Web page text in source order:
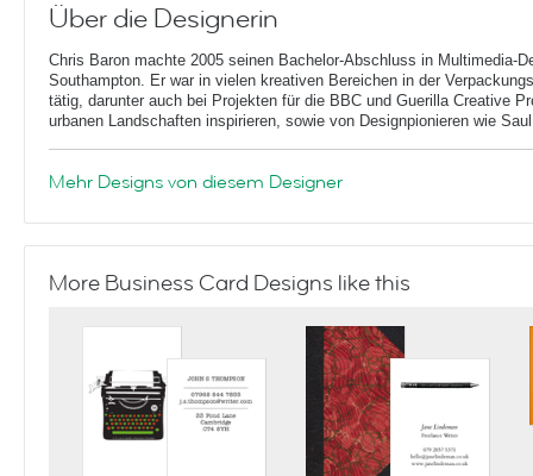
Über die Designerin
Chris Baron machte 2005 seinen Bachelor-Abschluss in Multimedia-
Southampton. Er war in vielen kreativen Bereichen in der
tätig, darunter auch bei Projekten für die BBC und Guerilla Creative
urbanen Landschaften inspirieren, sowie von Designpionieren wie
Mehr Designs von diesem Designer
More Business Card Designs like this